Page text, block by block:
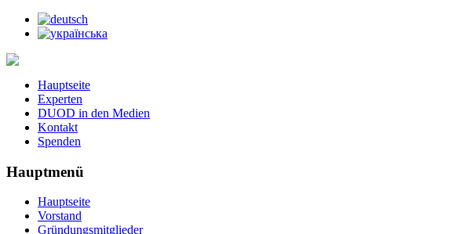
Hauptseite
Experten
DUOD in den Medien
Kontakt
Spenden
Hauptmenü
Hauptseite
Vorstand
Gründungsmitglieder
Monat
Monat